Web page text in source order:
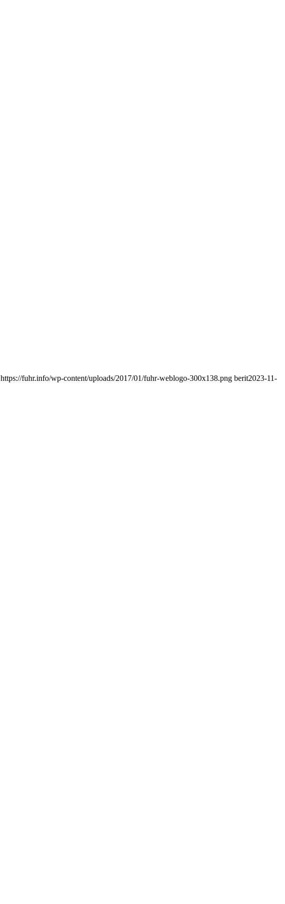
https://fuhr.info/wp-content/uploads/2017/01/fuhr-weblogo-300x138.png berit2023-11-